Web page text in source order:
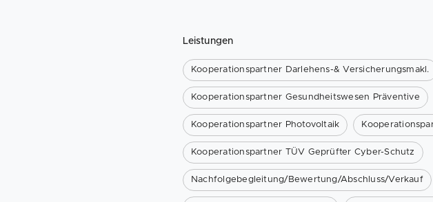
Leistungen
Kooperationspartner Darlehens-& Versicherungsmakl.
Kooperationspartner Gesundheitswesen Präventive
Kooperationspartner Photovoltaik
Kooperationspartner TÜV Geprüfter Cyber-Schutz
Nachfolgebegleitung/Bewertung/Abschluss/Verkauf